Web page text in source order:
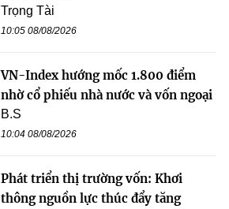
Trọng Tài
10:05 08/08/2026
VN-Index hướng mốc 1.800 điểm
nhờ cổ phiếu nhà nước và vốn ngoại
B.S
10:04 08/08/2026
Phát triển thị trường vốn: Khơi
thông nguồn lực thúc đẩy tăng